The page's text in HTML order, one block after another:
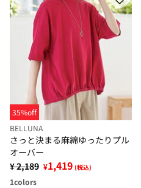
35%off
BELLUNA
さっと決まる麻綿ゆったりプル
オーバー
¥ 2,189 ¥1,419 (税込)
1colors